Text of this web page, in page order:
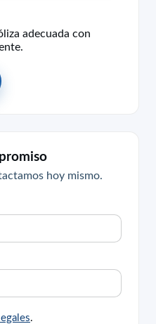
adecuada con
hoy mismo.
.